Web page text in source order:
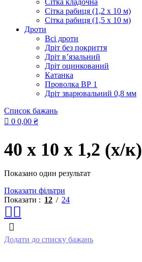
Сітка кладочна
Сітка рабиця (1,2 x 10 м)
Сітка рабиця (1,5 x 10 м)
Дроти
Всі дроти
Дріт без покриття
Дріт в’язальний
Дріт оцинкований
Катанка
Проволка ВР 1
Дріт зварювальний 0,8 мм
Список бажань
0 0,00 ₴
40 x 10 x 1,2 (х/к)
Показано один результат
Показати фільтри
Показати
12 24
Додати до списку бажань